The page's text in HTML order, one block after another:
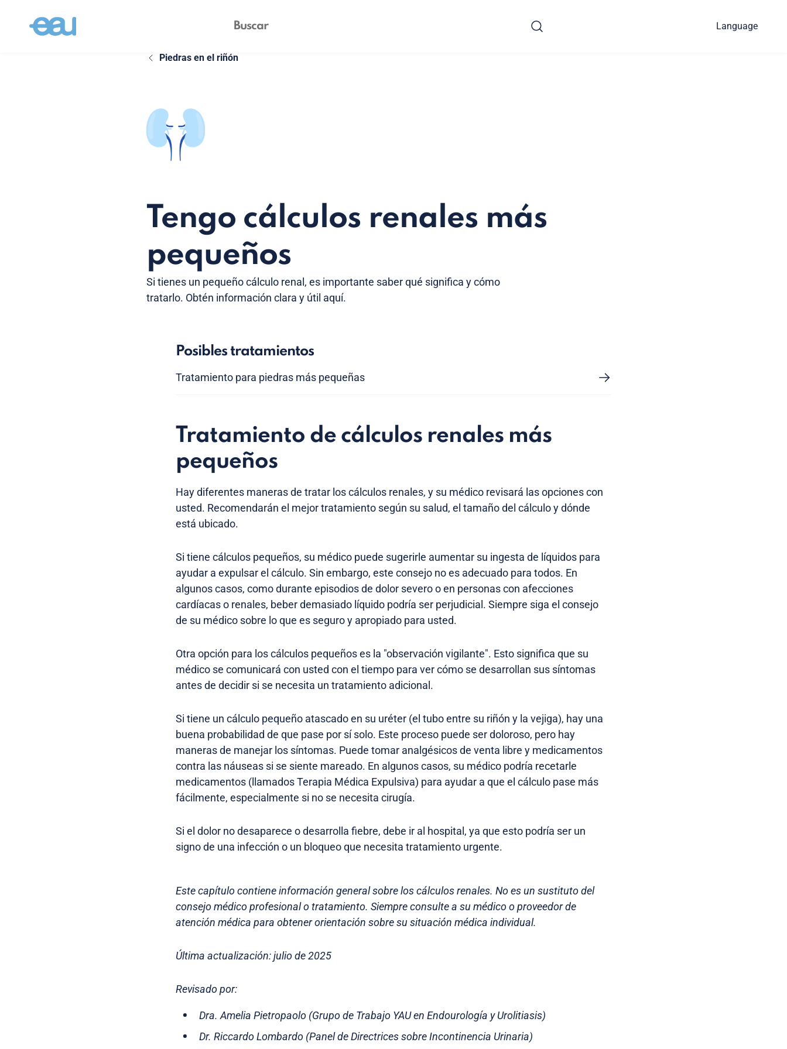
Language
Piedras en el riñón
Tengo cálculos renales más
pequeños
Si tienes un pequeño cálculo renal, es importante saber qué significa y cómo
tratarlo. Obtén información clara y útil aquí.
Posibles tratamientos
Tratamiento para piedras más pequeñas
Tratamiento de cálculos renales más
pequeños
Hay diferentes maneras de tratar los cálculos renales, y su médico revisará las opciones con
usted. Recomendarán el mejor tratamiento según su salud, el tamaño del cálculo y dónde
está ubicado.
Si tiene cálculos pequeños, su médico puede sugerirle aumentar su ingesta de líquidos para
ayudar a expulsar el cálculo. Sin embargo, este consejo no es adecuado para todos. En
algunos casos, como durante episodios de dolor severo o en personas con afecciones
cardíacas o renales, beber demasiado líquido podría ser perjudicial. Siempre siga el consejo
de su médico sobre lo que es seguro y apropiado para usted.
Otra opción para los cálculos pequeños es la "observación vigilante". Esto significa que su
médico se comunicará con usted con el tiempo para ver cómo se desarrollan sus síntomas
antes de decidir si se necesita un tratamiento adicional.
Si tiene un cálculo pequeño atascado en su uréter (el tubo entre su riñón y la vejiga), hay una
buena probabilidad de que pase por sí solo. Este proceso puede ser doloroso, pero hay
maneras de manejar los síntomas. Puede tomar analgésicos de venta libre y medicamentos
contra las náuseas si se siente mareado. En algunos casos, su médico podría recetarle
medicamentos (llamados Terapia Médica Expulsiva) para ayudar a que el cálculo pase más
fácilmente, especialmente si no se necesita cirugía.
Si el dolor no desaparece o desarrolla fiebre, debe ir al hospital, ya que esto podría ser un
signo de una infección o un bloqueo que necesita tratamiento urgente.
Este capítulo contiene información general sobre los cálculos renales. No es un sustituto del
consejo médico profesional o tratamiento. Siempre consulte a su médico o proveedor de
atención médica para obtener orientación sobre su situación médica individual.
Última actualización: julio de 2025
Revisado por:
Dra. Amelia Pietropaolo (Grupo de Trabajo YAU en Endourología y Urolitiasis)
Dr. Riccardo Lombardo (Panel de Directrices sobre Incontinencia Urinaria)